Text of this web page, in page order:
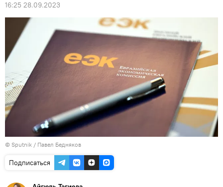
16:25 28.09.2023
© Sputnik / Павел Бедняков
Подписаться